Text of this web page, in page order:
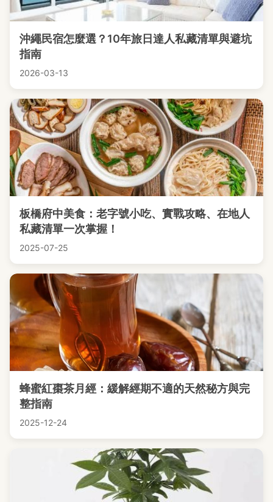
沖繩民宿怎麼選？10年旅日達人私藏清單與避坑
指南
2026-03-13
板橋府中美食：老字號小吃、實戰攻略、在地人
私藏清單一次掌握！
2025-07-25
蜂蜜紅棗茶月經：緩解經期不適的天然秘方與完
整指南
2025-12-24